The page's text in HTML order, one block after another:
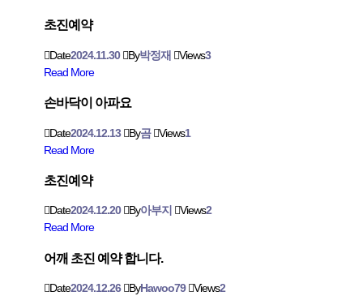
초진예약
Date2024.11.30 By박정재 Views3
Read More
손바닥이 아파요
Date2024.12.13 By곰 Views1
Read More
초진예약
Date2024.12.20 By아부지 Views2
Read More
어깨 초진 예약 합니다.
Date2024.12.26 ByHawoo79 Views2